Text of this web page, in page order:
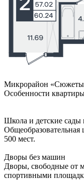
Микрорайон
Особенности
Школа и детские сады
Общеобразовательная
500 мест.
Дворы без машин
Дворы, свободные от
спортивными